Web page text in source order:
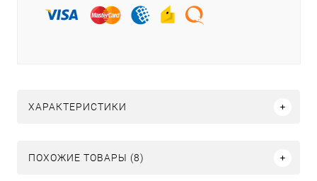
ХАРАКТЕРИСТИКИ
ПОХОЖИЕ ТОВАРЫ (8)